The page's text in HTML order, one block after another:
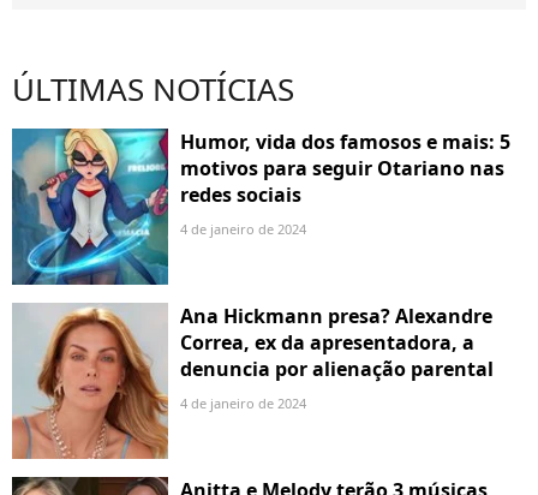
ÚLTIMAS NOTÍCIAS
Humor, vida dos famosos e mais: 5
motivos para seguir Otariano nas
redes sociais
4 de janeiro de 2024
Ana Hickmann presa? Alexandre
Correa, ex da apresentadora, a
denuncia por alienação parental
4 de janeiro de 2024